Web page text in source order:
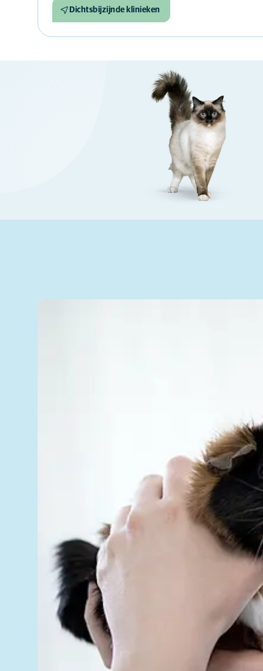
Dichtsbijzijnde klinieken